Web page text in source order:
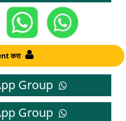
करा
Group
Group